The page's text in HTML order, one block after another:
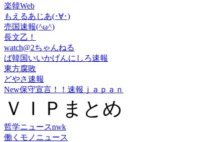
楽韓Web
もえるあじあ(･∀･)
売国速報(^ω^)
長文乙！
watch@2ちゃんねる
ば韓国いいかげんにしろ速報
東方腐敗
どやさ速報
New保守宣言！！速報ｊａｐａｎ
ＶＩＰまとめ
哲学ニュースnwk
働くモノニュース